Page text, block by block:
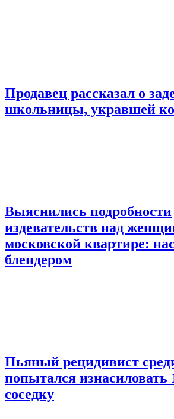
Продавец рассказал о
школьницы, укравшей
Выяснились подробности
издевательств над
московской квартире:
блендером
Пьяный рецидивист
попытался
соседку